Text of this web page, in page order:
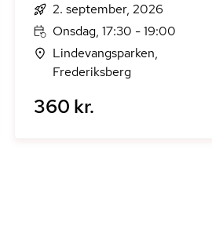
2. september, 2026
Onsdag, 17:30 - 19:00
Lindevangsparken,
Frederiksberg
360 kr.